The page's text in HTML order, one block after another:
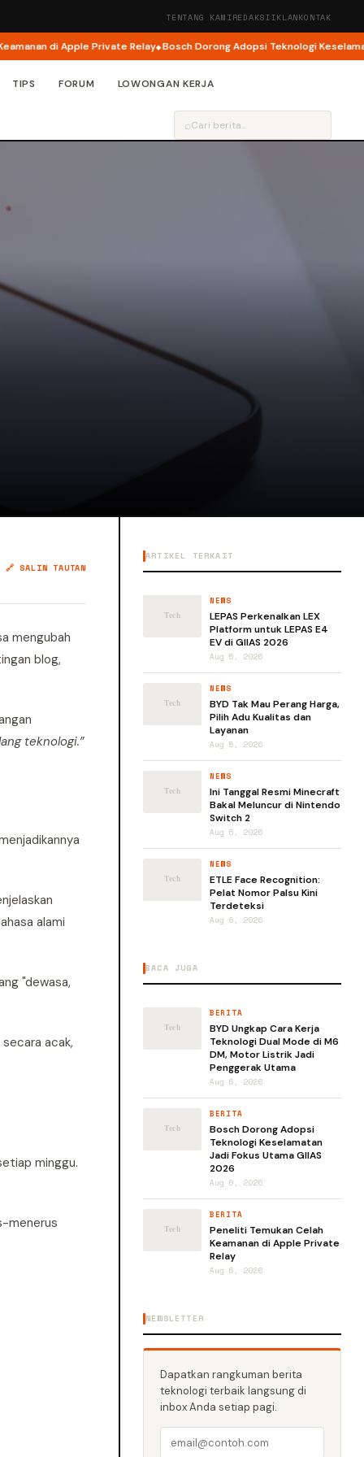
TENTANG KAMIREDAKSIIKLANKONTAK
di Apple Private Relay Bosch Dorong Adopsi Teknologi Keselamatan
TIPS FORUM LOWONGAN KERJA
⌕
🔗 SALIN TAUTAN
mengubah
blog,
teknologi.”
alami
"dewasa,
acak,
minggu.
menerus
ARTIKEL TERKAIT
NEWS
LEPAS Perkenalkan LEX
Platform untuk LEPAS E4
EV di GIIAS 2026
Aug 5, 2026
NEWS
BYD Tak Mau Perang Harga,
Pilih Adu Kualitas dan
Layanan
Aug 5, 2026
NEWS
Ini Tanggal Resmi Minecraft
Bakal Meluncur di Nintendo
Switch 2
Aug 6, 2026
NEWS
ETLE Face Recognition:
Pelat Nomor Palsu Kini
Terdeteksi
Aug 6, 2026
BACA JUGA
BERITA
BYD Ungkap Cara Kerja
Teknologi Dual Mode di M6
DM, Motor Listrik Jadi
Penggerak Utama
Aug 6, 2026
BERITA
Bosch Dorong Adopsi
Teknologi Keselamatan
Jadi Fokus Utama GIIAS
2026
Aug 6, 2026
BERITA
Peneliti Temukan Celah
Keamanan di Apple Private
Relay
Aug 6, 2026
NEWSLETTER
Dapatkan rangkuman berita
teknologi terbaik langsung di
inbox Anda setiap pagi.